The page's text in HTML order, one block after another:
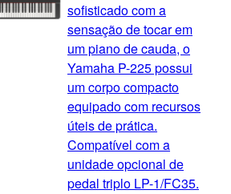
sofisticado com a
sensação de tocar em
um piano de cauda, o
Yamaha P-225 possui
um corpo compacto
equipado com recursos
úteis de prática.
Compatível com a
unidade opcional de
pedal triplo LP-1/FC35.